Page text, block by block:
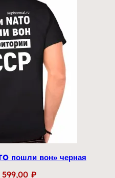
пошли вон» черная
Первоначальная
599,00 ₽Текущая